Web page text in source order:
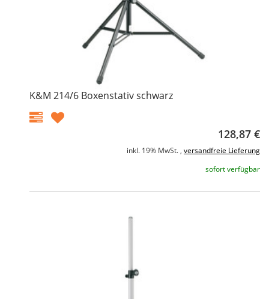
K&M 214/6 Boxenstativ schwarz
128,87 €
inkl. 19% MwSt. , versandfreie Lieferung
sofort verfügbar